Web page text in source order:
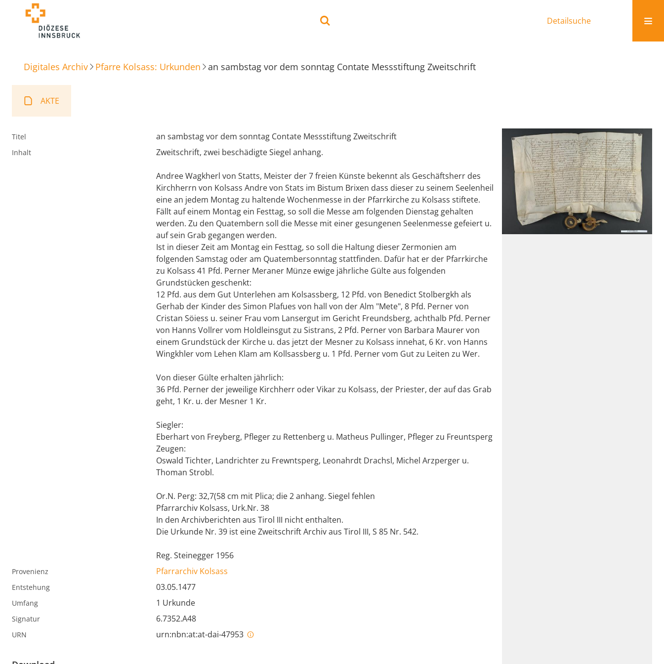
Detailsuche
Digitales Archiv Pfarre Kolsass: Urkunden an sambstag vor dem sonntag Contate Messstiftung Zweitschrift
AKTE
Titel an sambstag vor dem sonntag Contate Messstiftung Zweitschrift
Inhalt Zweitschrift, zwei beschädigte Siegel anhang.
Andree Wagkherl von Statts, Meister der 7 freien Künste bekennt als Geschäftsherr des
Kirchherrn von Kolsass Andre von Stats im Bistum Brixen dass dieser zu seinem Seelenheil
eine an jedem Montag zu haltende Wochenmesse in der Pfarrkirche zu Kolsass stiftete.
Fällt auf einem Montag ein Festtag, so soll die Messe am folgenden Dienstag gehalten
werden. Zu den Quatembern soll die Messe mit einer gesungenen Seelenmesse gefeiert u.
auf sein Grab gegangen werden.
Ist in dieser Zeit am Montag ein Festtag, so soll die Haltung dieser Zermonien am
folgenden Samstag oder am Quatembersonntag stattfinden. Dafür hat er der Pfarrkirche
zu Kolsass 41 Pfd. Perner Meraner Münze ewige jährliche Gülte aus folgenden
Grundstücken geschenkt:
12 Pfd. aus dem Gut Unterlehen am Kolsassberg, 12 Pfd. von Benedict Stolbergkh als
Gerhab der Kinder des Simon Plafues von hall von der Alm "Mete", 8 Pfd. Perner von
Cristan Söiess u. seiner Frau vom Lansergut im Gericht Freundsberg, achthalb Pfd. Perner
von Hanns Vollrer vom Holdleinsgut zu Sistrans, 2 Pfd. Perner von Barbara Maurer von
einem Grundstück der Kirche u. das jetzt der Mesner zu Kolsass innehat, 6 Kr. von Hanns
Wingkhler vom Lehen Klam am Kollsassberg u. 1 Pfd. Perner vom Gut zu Leiten zu Wer.
Von dieser Gülte erhalten jährlich:
36 Pfd. Perner der jeweilige Kirchherr oder Vikar zu Kolsass, der Priester, der auf das Grab
geht, 1 Kr. u. der Mesner 1 Kr.
Siegler:
Eberhart von Freyberg, Pfleger zu Rettenberg u. Matheus Pullinger, Pfleger zu Freuntsperg
Zeugen:
Oswald Tichter, Landrichter zu Frewntsperg, Leonahrdt Drachsl, Michel Arzperger u.
Thoman Strobl.
Or.N. Perg: 32,7(58 cm mit Plica; die 2 anhang. Siegel fehlen
Pfarrarchiv Kolsass, Urk.Nr. 38
In den Archivberichten aus Tirol III nicht enthalten.
Die Urkunde Nr. 39 ist eine Zweitschrift Archiv aus Tirol III, S 85 Nr. 542.
Reg. Steinegger 1956
Provenienz Pfarrarchiv Kolsass
Entstehung 03.05.1477
Umfang 1 Urkunde
Signatur 6.7352.A48
URN urn:nbn:at:at-dai-47953